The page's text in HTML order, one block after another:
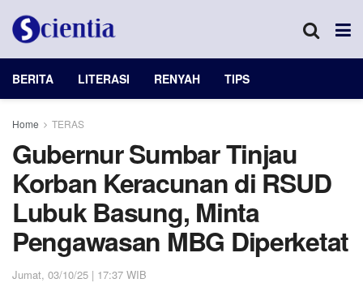
BERITA LITERASI RENYAH TIPS
Home TERAS
Gubernur Sumbar Tinjau
Korban Keracunan di RSUD
Lubuk Basung, Minta
Pengawasan MBG Diperketat
Jumat, 03/10/25 | 17:37 WIB